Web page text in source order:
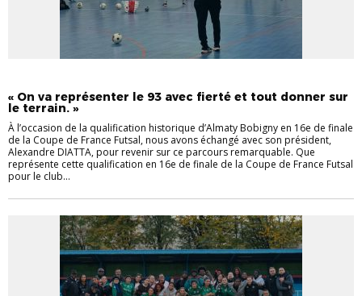
« On va représenter le 93 avec fierté et tout donner sur
le terrain. »
À l’occasion de la qualification historique d’Almaty Bobigny en 16e de finale
de la Coupe de France Futsal, nous avons échangé avec son président,
Alexandre DIATTA, pour revenir sur ce parcours remarquable. Que
représente cette qualification en 16e de finale de la Coupe de France Futsal
pour le club...